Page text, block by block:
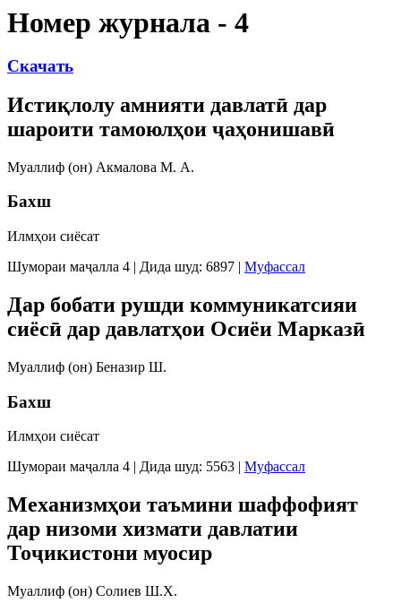
Номер журнала - 4
Скачать
Истиқлолу амнияти давлатӣ дар
шароити тамоюлҳои ҷаҳонишавӣ
Муаллиф (он) Акмалова М. А.
Бахш
Илмҳои сиёсат
Шумораи маҷалла 4 | Дида шуд: 6897 | Муфассал
Дар бобати рушди коммуникатсияи
сиёсӣ дар давлатҳои Осиёи Марказӣ
Муаллиф (он) Беназир Ш.
Бахш
Илмҳои сиёсат
Шумораи маҷалла 4 | Дида шуд: 5563 | Муфассал
Механизмҳои таъмини шаффофият
дар низоми хизмати давлатии
Тоҷикистони муосир
Муаллиф (он) Солиев Ш.Х.